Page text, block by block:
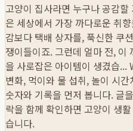
고양이 집사라면 누구나 공감
은 세상에서 가장 까다로운 취
감보다 택배 상자를, 푹신한 쿠
쟁이들이죠. 그런데 얼마 전, 이
을 사로잡은 아이템이 생겼습...
변화, 먹이와 물 섭취, 놀이 시
숫자와 기록을 먼저 봅니다. 글
락을 함께 확인하면 고양이 생
습니다.